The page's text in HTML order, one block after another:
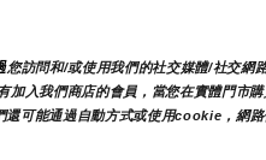
您訪問和/或使用我們的社交媒體/社交網
入我們商店的會員，當您在實體門市
可能通過自動方式或使用cookie，網